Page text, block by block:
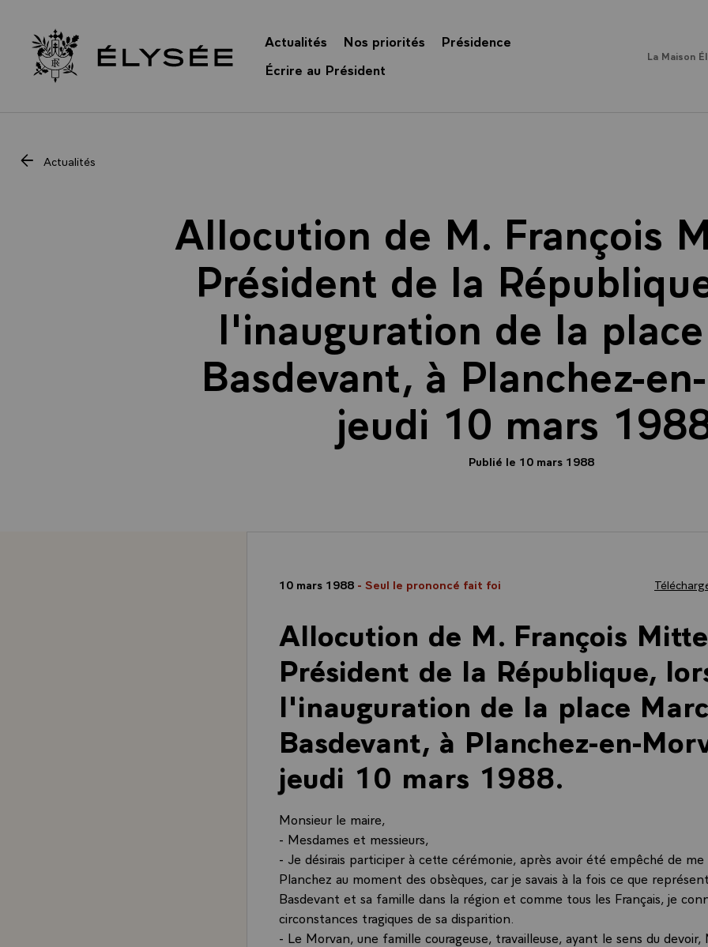
Retour à l’accueil Élysée
Actualités Nos priorités
Présidence
Écrire au Président
La Maison
Actualités
Allocution de M. François
Président de la
l'inauguration de la
Basdevant, à Planchez-
jeudi 10 mars
Publié le 10 mars 1988
10 mars 1988 - Seul le prononcé fait foi
Allocution de M. François
Président de la République,
l'inauguration de la place
Basdevant, à Planchez-en-
jeudi 10 mars 1988.
Monsieur le maire,
- Mesdames et messieurs,
- Je désirais participer à cette cérémonie, après avoir été empêché de
Planchez au moment des obsèques, car je savais à la fois ce que
Basdevant et sa famille dans la région et comme tous les Français, je
circonstances tragiques de sa disparition.
- Le Morvan, une famille courageuse, travailleuse, ayant le sens du devoir,